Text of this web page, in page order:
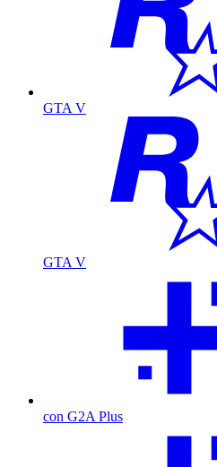
GTA V
GTA V
con G2A Plus